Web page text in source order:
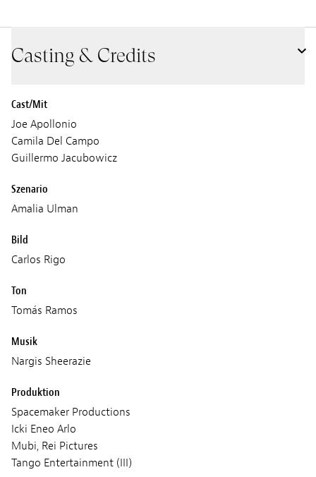
Casting & Credits
Cast/Mit
Joe Apollonio
Camila Del Campo
Guillermo Jacubowicz
Szenario
Amalia Ulman
Bild
Carlos Rigo
Ton
Tomás Ramos
Musik
Nargis Sheerazie
Produktion
Spacemaker Productions
Icki Eneo Arlo
Mubi, Rei Pictures
Tango Entertainment (III)